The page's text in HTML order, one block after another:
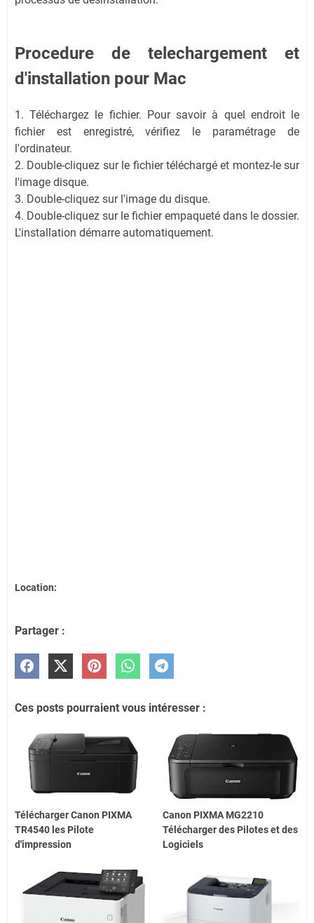
Procedure de telechargement et
d'installation pour Mac
1. Téléchargez le fichier. Pour savoir à quel endroit le
fichier est enregistré, vérifiez le paramétrage de
l'ordinateur.
2. Double-cliquez sur le fichier téléchargé et montez-le sur
l'image disque.
3. Double-cliquez sur l'image du disque.
4. Double-cliquez sur le fichier empaqueté dans le dossier.
L'installation démarre automatiquement.
Location:
Partager :
Ces posts pourraient vous intéresser :
Télécharger Canon PIXMA
TR4540 les Pilote
d'impression
Canon PIXMA MG2210
Télécharger des Pilotes et des
Logiciels